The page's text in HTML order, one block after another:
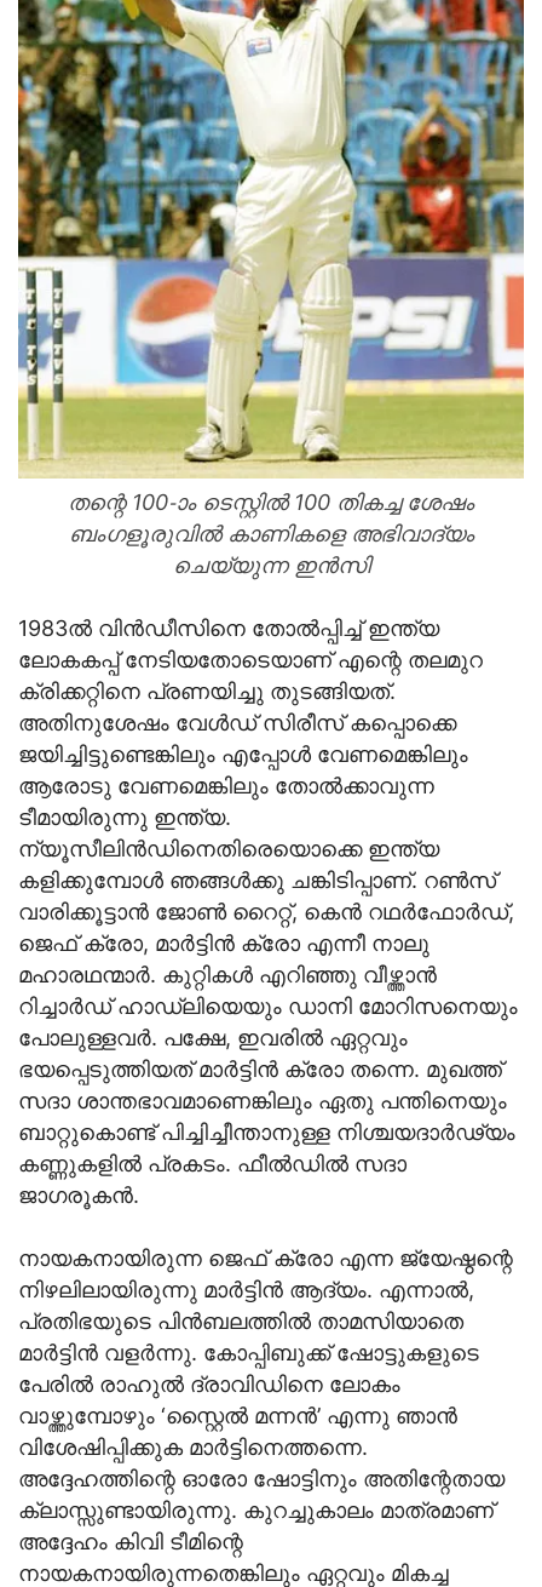
തന്റെ 100-ാം ടെസ്റ്റില്‍ 100 തികച്ച ശേഷം
ബംഗളൂരുവില്‍ കാണികളെ അഭിവാദ്യം
ചെയ്യുന്ന ഇന്‍സി
1983ല്‍ വിന്‍ഡീസിനെ തോല്‍പ്പിച്ച് ഇന്ത്യ
ലോകകപ്പ് നേടിയതോടെയാണ് എന്റെ തലമുറ
ക്രിക്കറ്റിനെ പ്രണയിച്ചു തുടങ്ങിയത്.
അതിനുശേഷം വേള്‍ഡ് സിരീസ് കപ്പൊക്കെ
ജയിച്ചിട്ടുണ്ടെങ്കിലും എപ്പോള്‍ വേണമെങ്കിലും
ആരോടു വേണമെങ്കിലും തോല്‍ക്കാവുന്ന
ടീമായിരുന്നു ഇന്ത്യ.
ന്യൂസീലിന്‍ഡിനെതിരെയൊക്കെ ഇന്ത്യ
കളിക്കുമ്പോള്‍ ഞങ്ങള്‍ക്കു ചങ്കിടിപ്പാണ്. റണ്‍സ്
വാരിക്കൂട്ടാന്‍ ജോണ്‍ റൈറ്റ്, കെന്‍ റഥര്‍ഫോര്‍ഡ്,
ജെഫ് ക്രോ, മാര്‍ട്ടിന്‍ ക്രോ എന്നീ നാലു
മഹാരഥന്മാര്‍. കുറ്റികള്‍ എറിഞ്ഞു വീഴ്ത്താന്‍
റിച്ചാര്‍ഡ് ഹാഡ്ലിയെയും ഡാനി മോറിസനെയും
പോലുള്ളവര്‍. പക്ഷേ, ഇവരില്‍ ഏറ്റവും
ഭയപ്പെടുത്തിയത് മാര്‍ട്ടിന്‍ ക്രോ തന്നെ. മുഖത്ത്
സദാ ശാന്തഭാവമാണെങ്കിലും ഏതു പന്തിനെയും
ബാറ്റുകൊണ്ട് പിച്ചിച്ചീന്താനുള്ള നിശ്ചയദാര്‍ഢ്യം
കണ്ണുകളില്‍ പ്രകടം. ഫീല്‍ഡില്‍ സദാ
ജാഗരൂകന്‍.
നായകനായിരുന്ന ജെഫ് ക്രോ എന്ന ജ്യേഷ്ഠന്റെ
നിഴലിലായിരുന്നു മാര്‍ട്ടിന്‍ ആദ്യം. എന്നാല്‍,
പ്രതിഭയുടെ പിന്‍ബലത്തില്‍ താമസിയാതെ
മാര്‍ട്ടിന്‍ വളര്‍ന്നു. കോപ്പിബുക്ക് ഷോട്ടുകളുടെ
പേരില്‍ രാഹുല്‍ ദ്രാവിഡിനെ ലോകം
വാഴ്ത്തുമ്പോഴും ‘സ്റ്റൈല്‍ മന്നന്‍’ എന്നു ഞാന്‍
വിശേഷിപ്പിക്കുക മാര്‍ട്ടിനെത്തന്നെ.
അദ്ദേഹത്തിന്റെ ഓരോ ഷോട്ടിനും അതിന്റേതായ
ക്ലാസ്സുണ്ടായിരുന്നു. കുറച്ചുകാലം മാത്രമാണ്
അദ്ദേഹം കിവി ടീമിന്റെ
നായകനായിരുന്നതെങ്കിലും ഏറ്റവും മികച്ച